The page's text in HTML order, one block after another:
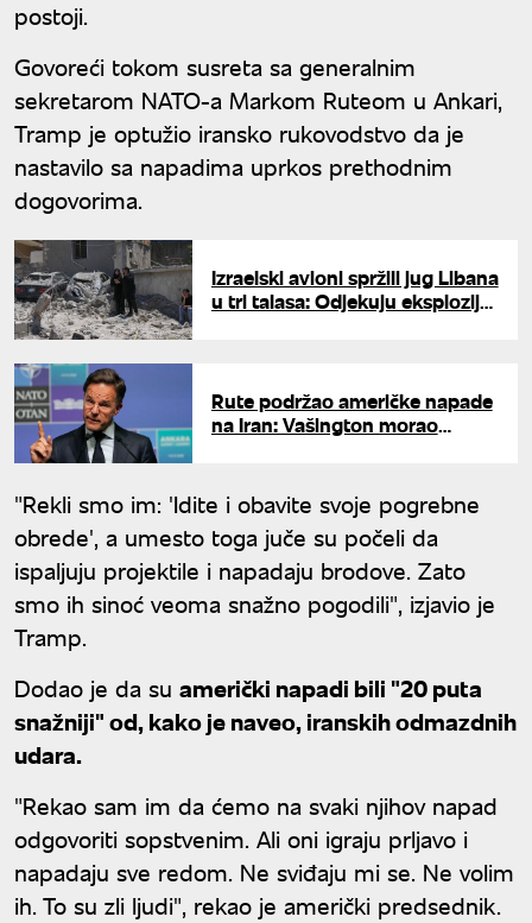
postoji.
Govoreći tokom susreta sa generalnim
sekretarom NATO-a Markom Ruteom u Ankari,
Tramp je optužio iransko rukovodstvo da je
nastavilo sa napadima uprkos prethodnim
dogovorima.
Izraelski avioni spržili jug Libana
u tri talasa: Odjekuju eksplozije
Rute podržao američke napade
na Iran: Vašington morao
"Rekli smo im: 'Idite i obavite svoje pogrebne
obrede', a umesto toga juče su počeli da
ispaljuju projektile i napadaju brodove. Zato
smo ih sinoć veoma snažno pogodili", izjavio je
Tramp.
Dodao je da su američki napadi bili "20 puta
snažniji" od, kako je naveo, iranskih odmazdnih
udara.
"Rekao sam im da ćemo na svaki njihov napad
odgovoriti sopstvenim. Ali oni igraju prljavo i
napadaju sve redom. Ne sviđaju mi se. Ne volim
ih. To su zli ljudi", rekao je američki predsednik.